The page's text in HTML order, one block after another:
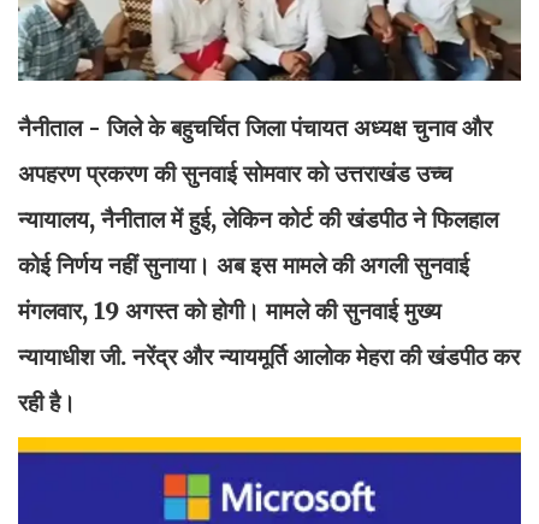
नैनीताल - जिले के बहुचर्चित जिला पंचायत अध्यक्ष चुनाव और
अपहरण प्रकरण की सुनवाई सोमवार को उत्तराखंड उच्च
न्यायालय, नैनीताल में हुई, लेकिन कोर्ट की खंडपीठ ने फिलहाल
कोई निर्णय नहीं सुनाया। अब इस मामले की अगली सुनवाई
मंगलवार, 19 अगस्त को होगी। मामले की सुनवाई मुख्य
न्यायाधीश जी. नरेंद्र और न्यायमूर्ति आलोक मेहरा की खंडपीठ कर
रही है।